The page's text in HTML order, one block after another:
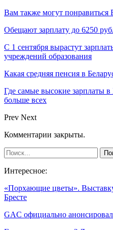
Вам также могут понравиться
Обещают зарплату до 6250
С 1 сентября вырастут
учреждений образования
Какая средняя пенсия в
Где самые высокие зарплаты в
больше всех
Prev Next
Комментарии закрыты.
Интересное:
«Порхающие цветы».
Бресте
GAC официально